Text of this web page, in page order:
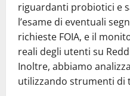
riguardanti probiotici e
l’esame di eventuali
richieste FOIA, e il
reali degli utenti su
Inoltre, abbiamo
utilizzando strumenti di